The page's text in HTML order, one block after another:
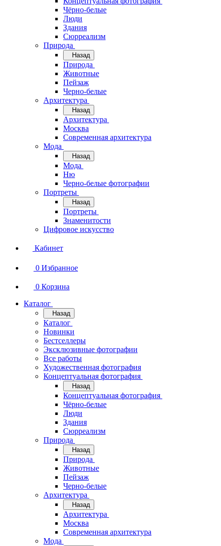
Чёрно-белые
Люди
Здания
Сюрреализм
Природа
Назад
Природа
Животные
Пейзаж
Черно-белые
Архитектура
Назад
Архитектура
Москва
Современная архитектура
Мода
Назад
Мода
Ню
Черно-белые фотографии
Портреты
Назад
Портреты
Знаменитости
Цифровое искусство
Кабинет
0 Избранное
0 Корзина
Каталог
Назад
Каталог
Новинки
Бестселлеры
Эксклюзивные фотографии
Все работы
Художественная фотография
Концептуальная фотография
Назад
Концептуальная фотография
Чёрно-белые
Люди
Здания
Сюрреализм
Природа
Назад
Природа
Животные
Пейзаж
Черно-белые
Архитектура
Назад
Архитектура
Москва
Современная архитектура
Мода